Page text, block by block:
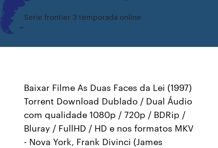
Serie frontier 3 temporada online
Baixar Filme As Duas Faces da Lei (1997)
Torrent Download Dublado / Dual Áudio
com qualidade 1080p / 720p / BDRip /
Bluray / FullHD / HD e nos formatos MKV
- Nova York, Frank Divinci (James